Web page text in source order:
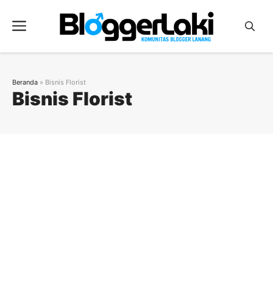
Menu
Bisnis Florist
Beranda » Bisnis Florist